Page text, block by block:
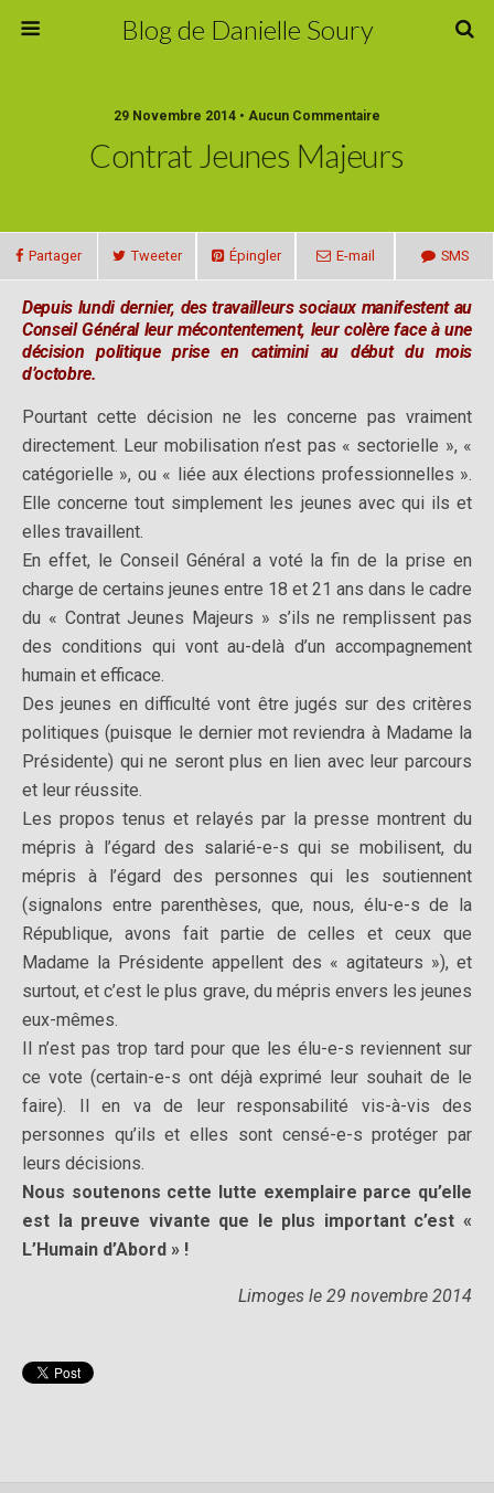
Blog de Danielle Soury
29 Novembre 2014 • Aucun Commentaire
Contrat Jeunes Majeurs
Partager Tweeter Épingler E-mail SMS
Depuis lundi dernier, des travailleurs sociaux manifestent au
Conseil Général leur mécontentement, leur colère face à une
décision politique prise en catimini au début du mois
d’octobre.
Pourtant cette décision ne les concerne pas vraiment
directement. Leur mobilisation n’est pas « sectorielle », «
catégorielle », ou « liée aux élections professionnelles ».
Elle concerne tout simplement les jeunes avec qui ils et
elles travaillent.
En effet, le Conseil Général a voté la fin de la prise en
charge de certains jeunes entre 18 et 21 ans dans le cadre
du « Contrat Jeunes Majeurs » s’ils ne remplissent pas
des conditions qui vont au-delà d’un accompagnement
humain et efficace.
Des jeunes en difficulté vont être jugés sur des critères
politiques (puisque le dernier mot reviendra à Madame la
Présidente) qui ne seront plus en lien avec leur parcours
et leur réussite.
Les propos tenus et relayés par la presse montrent du
mépris à l’égard des salarié-e-s qui se mobilisent, du
mépris à l’égard des personnes qui les soutiennent
(signalons entre parenthèses, que, nous, élu-e-s de la
République, avons fait partie de celles et ceux que
Madame la Présidente appellent des « agitateurs »), et
surtout, et c’est le plus grave, du mépris envers les jeunes
eux-mêmes.
Il n’est pas trop tard pour que les élu-e-s reviennent sur
ce vote (certain-e-s ont déjà exprimé leur souhait de le
faire). Il en va de leur responsabilité vis-à-vis des
personnes qu’ils et elles sont censé-e-s protéger par
leurs décisions.
Nous soutenons cette lutte exemplaire parce qu’elle
est la preuve vivante que le plus important c’est «
L’Humain d’Abord » !
Limoges le 29 novembre 2014